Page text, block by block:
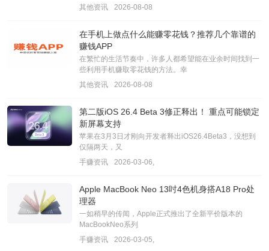
其他资讯
2026-08-08
在手机上做点什么能赚零花钱？推荐几个靠谱的
赚钱APP
在繁忙的生活节奏中，许多人都希望能在业余时间找到一
些利用手机赚取零花钱的方法。幸
其他资讯
2026-08-08
第二版iOS 26.4 Beta 3修正释出！ 重点可能锁定
新屏幕支持
苹果在3月3日才刚向开发者释出iOS26.4Beta3，没想到
仅隔两天，又
手赚资讯
2026-03-06,
Apple MacBook Neo 13吋4色机身搭A18 Pro处
理器
一如稍早的传闻，Apple正式推出了全新平价版本的
MacBookNeo系列
手赚资讯
2026-03-05,